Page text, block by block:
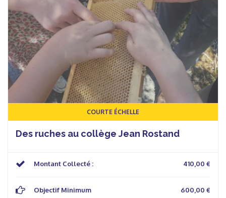
COURTE ÉCHELLE
Des ruches au collège Jean Rostand
Montant Collecté : 410,00 €
Objectif Minimum 600,00 €